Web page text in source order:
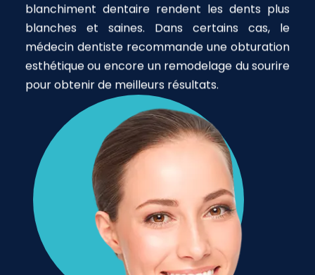
blanchiment dentaire rendent les dents plus
blanches et saines. Dans certains cas, le
médecin dentiste recommande une obturation
esthétique ou encore un remodelage du sourire
pour obtenir de meilleurs résultats.